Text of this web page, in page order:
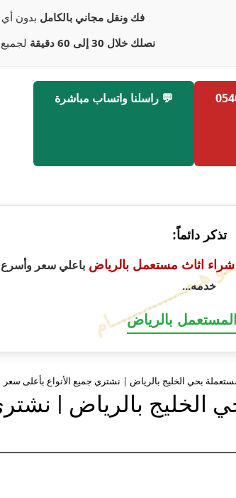
فك ونقل مجاني بالكامل بدون
نصلك خلال 30 إلى 60 دقيقة
💬 راسلنا واتساب مباشرة
هـمــــــــــــــام
تذكر دائماً:
شراء اثاث مستعمل بالرياض باعلي سعر وأسرع
خدمه...
بالرياض
بحي الخليج بالرياض | نشتري جميع الأنواع بأعلى سعر
الخليج بالرياض |